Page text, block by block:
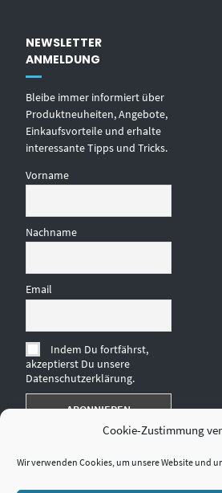
Cookie-Zustimmung
Wir verwenden Cookies, um unsere Website und
NEWSLETTER
ANMELDUNG
Bleibe immer informiert über
Produktneuheiten, Angebote,
Einkaufsvorteile und erhalte
interessante Tipps und Tricks.
Vorname
Nachname
Email
Indem Du fortfährst,
akzeptierst Du unsere
Datenschutzerklärung.